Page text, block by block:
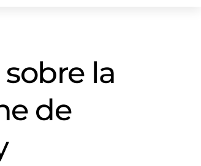
la
de